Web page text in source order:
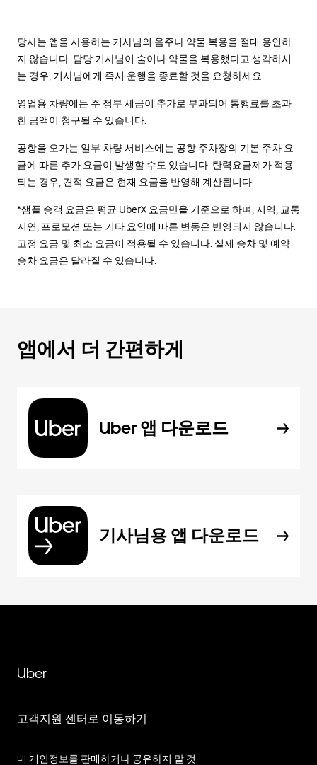
당사는 앱을 사용하는 기사님의 음주나 약물 복용을 절대 용인하
지 않습니다. 담당 기사님이 술이나 약물을 복용했다고 생각하시
는 경우, 기사님에게 즉시 운행을 종료할 것을 요청하세요.
영업용 차량에는 주 정부 세금이 추가로 부과되어 통행료를 초과
한 금액이 청구될 수 있습니다.
공항을 오가는 일부 차량 서비스에는 공항 주차장의 기본 주차 요
금에 따른 추가 요금이 발생할 수도 있습니다. 탄력요금제가 적용
되는 경우, 견적 요금은 현재 요금을 반영해 계산됩니다.
*샘플 승객 요금은 평균 UberX 요금만을 기준으로 하며, 지역, 교통
지연, 프로모션 또는 기타 요인에 따른 변동은 반영되지 않습니다.
고정 요금 및 최소 요금이 적용될 수 있습니다. 실제 승차 및 예약
승차 요금은 달라질 수 있습니다.
앱에서 더 간편하게
Uber 앱 다운로드
기사님용 앱 다운로드
Uber
고객지원 센터로 이동하기
내 개인정보를 판매하거나 공유하지 말 것